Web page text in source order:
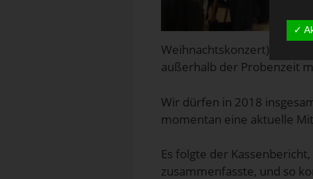
Weihnachtskonzert) auf
außerhalb der Probenzeit
Wir dürfen in 2018
momentan eine aktuelle
Es folgte der
zusammenfasste, und so
✓